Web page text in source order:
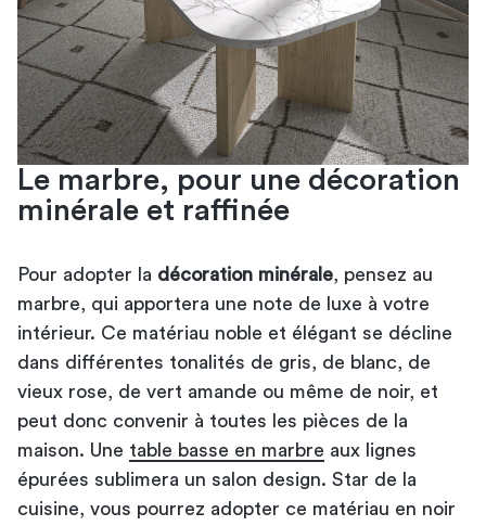
Le marbre, pour une décoration
minérale et raffinée
Pour adopter la décoration minérale , pensez au
marbre, qui apportera une note de luxe à votre
intérieur. Ce matériau noble et élégant se décline
dans différentes tonalités de gris, de blanc, de
vieux rose, de vert amande ou même de noir, et
peut donc convenir à toutes les pièces de la
maison. Une table basse en marbre aux lignes
épurées sublimera un salon design. Star de la
cuisine, vous pourrez adopter ce matériau en noir